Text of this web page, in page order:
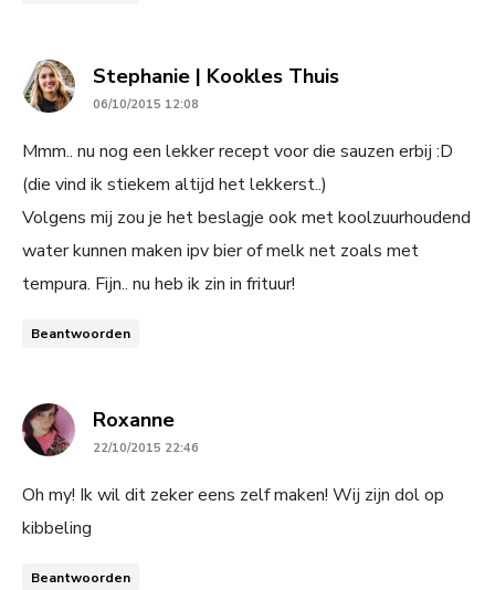
Stephanie | Kookles Thuissays:
06/10/2015 12:08
Mmm.. nu nog een lekker recept voor die sauzen erbij :D
(die vind ik stiekem altijd het lekkerst..)
Volgens mij zou je het beslagje ook met koolzuurhoudend
water kunnen maken ipv bier of melk net zoals met
tempura. Fijn.. nu heb ik zin in frituur!
Beantwoorden
Roxannesays:
22/10/2015 22:46
Oh my! Ik wil dit zeker eens zelf maken! Wij zijn dol op
kibbeling
Beantwoorden